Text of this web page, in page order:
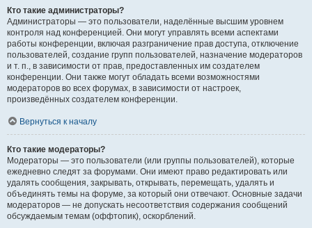
Кто такие администраторы?
Администраторы — это пользователи, наделённые высшим уровнем
контроля над конференцией. Они могут управлять всеми аспектами
работы конференции, включая разграничение прав доступа, отключение
пользователей, создание групп пользователей, назначение модераторов
и т. п., в зависимости от прав, предоставленных им создателем
конференции. Они также могут обладать всеми возможностями
модераторов во всех форумах, в зависимости от настроек,
произведённых создателем конференции.
Вернуться к началу
Кто такие модераторы?
Модераторы — это пользователи (или группы пользователей), которые
ежедневно следят за форумами. Они имеют право редактировать или
удалять сообщения, закрывать, открывать, перемещать, удалять и
объединять темы на форуме, за который они отвечают. Основные задачи
модераторов — не допускать несоответствия содержания сообщений
обсуждаемым темам (оффтопик), оскорблений.